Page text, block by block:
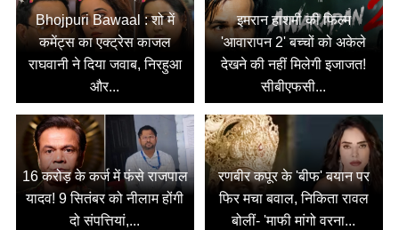
Bhojpuri Bawaal : शो में
कमेंट्स का एक्ट्रेस काजल
राघवानी ने दिया जवाब, निरहुआ
और...
इमरान हाशमी की फिल्म
'आवारापन 2' बच्चों को अकेले
देखने की नहीं मिलेगी इजाजत!
सीबीएफसी...
16 करोड़ के कर्ज में फंसे राजपाल
यादव! 9 सितंबर को नीलाम होंगी
दो संपत्तियां,...
रणबीर कपूर के 'बीफ' बयान पर
फिर मचा बवाल, निकिता रावल
बोलीं- 'माफी मांगो वरना...